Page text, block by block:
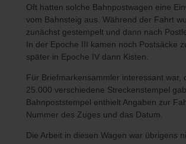
Oft hatten solche Bahnpostwagen eine
vom Bahnsteig aus. Während der Fahrt
zunächst gestempelt und dann nach
In der Epoche III kamen noch Postsäcke
später in Epoche IV dann Kisten.
Für Briefmarkensammler interessant war,
25.000 verschiedene Streckenstempel
Bahnpoststempel enthielt Angaben zur
Nummer des Zuges und das Datum.
Die Arbeit in diesen Wagen war übrigens